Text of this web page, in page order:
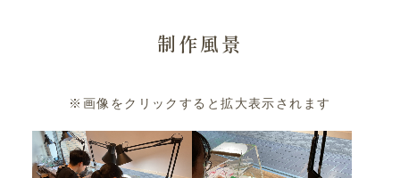
制作風景
※画像をクリックすると拡大表示されます